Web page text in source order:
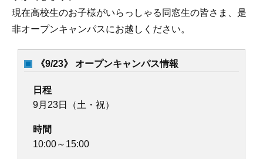
現在高校生のお子様がいらっしゃる同窓生の皆さま、是
非オープンキャンパスにお越しください。
《9/23》 オープンキャンパス情報
日程
9月23日（土・祝）
時間
10:00～15:00